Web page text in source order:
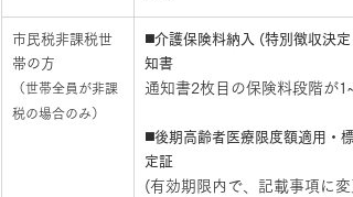
市民税非課税世
帯の方
（世帯全員が非課
税の場合のみ）
◼️介護保険料納入 (特別徴収決定
知書
通知書2枚目の保険料段階が
◼️後期高齢者医療限度額適用・
定証
(有効期限内で、記載事項に